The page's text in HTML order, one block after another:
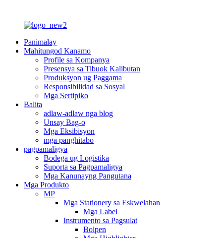
Panimalay
Mahitungod Kanamo
Profile sa Kompanya
Presensya sa Tibuok Kalibutan
Produksyon ug Paggama
Responsibilidad sa Sosyal
Mga Sertipiko
Balita
adlaw-adlaw nga blog
Unsay Bag-o
Mga Eksibisyon
mga panghitabo
pagpamaligya
Bodega ug Logistika
Suporta sa Pagpamaligya
Mga Kanunayng Pangutana
Mga Produkto
MP
Mga Stationery sa Eskwelahan
Mga Label
Instrumento sa Pagsulat
Bolpen